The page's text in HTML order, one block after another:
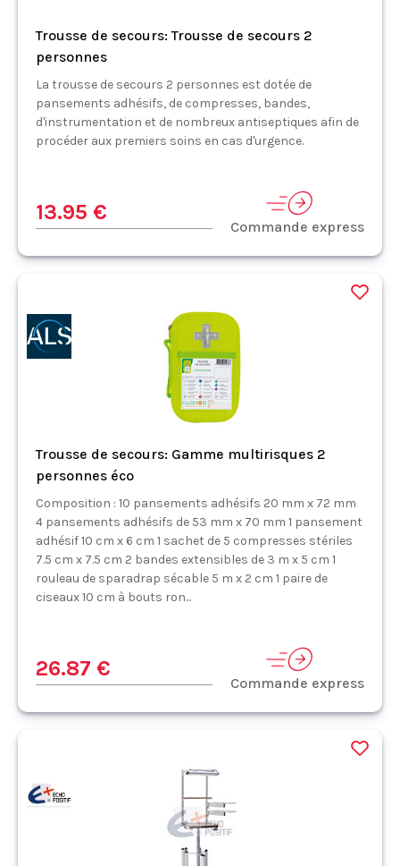
Trousse de secours: Trousse de secours 2
personnes
La trousse de secours 2 personnes est dotée de
pansements adhésifs, de compresses, bandes,
d'instrumentation et de nombreux antiseptiques afin de
procéder aux premiers soins en cas d'urgence.
13.95 €
Commande express
Trousse de secours: Gamme multirisques 2
personnes éco
Composition : 10 pansements adhésifs 20 mm x 72 mm
4 pansements adhésifs de 53 mm x 70 mm 1 pansement
adhésif 10 cm x 6 cm 1 sachet de 5 compresses stériles
7.5 cm x 7.5 cm 2 bandes extensibles de 3 m x 5 cm 1
rouleau de sparadrap sécable 5 m x 2 cm 1 paire de
ciseaux 10 cm à bouts ron...
26.87 €
Commande express